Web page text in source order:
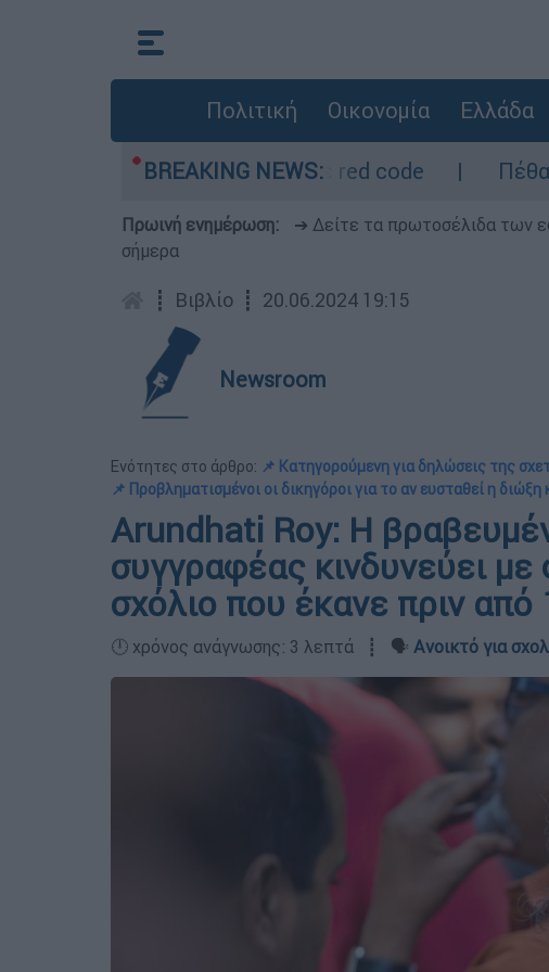
Πολιτική Οικονομία Ελλάδα
BREAKING NEWS:
- Οι περιοχές σε red code Πέθανε σε
Πρωινή ενημέρωση: ➔ Δείτε τα πρωτοσέλιδα των
σήμερα
┋ Βιβλίο ┋ 20.06.2024 19:15
Newsroom
Ενότητες στο άρθρο: 📌 Κατηγορούμενη για δηλώσεις της
📌 Προβληματισμένοι οι δικηγόροι για το αν ευσταθεί η
Arundhati Roy: Η
συγγραφέας κινδυνεύει με
σχόλιο που έκανε πριν από
🕛 χρόνος ανάγνωσης: 3 λεπτά ┋ 🗣️ Ανοικτό για